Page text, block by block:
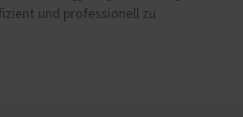
und professionell zu